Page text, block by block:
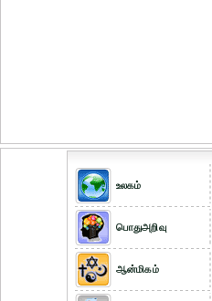
உலகம்
பொதுஅறிவு
ஆன்மிகம்